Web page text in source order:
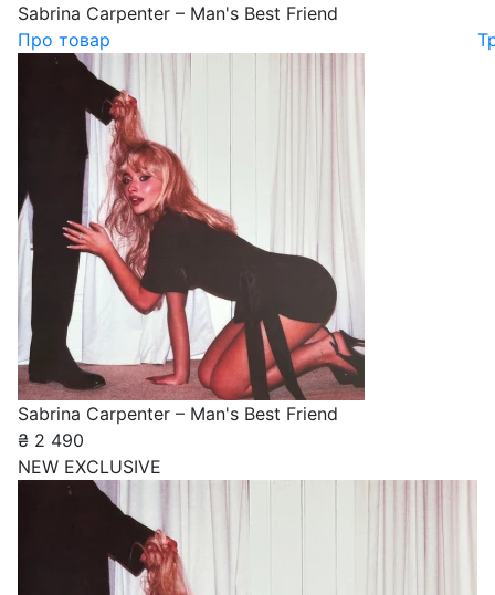
Sabrina Carpenter – Man's Best Friend
Про товар
Sabrina Carpenter – Man's Best Friend
₴ 2 490
NEW EXCLUSIVE